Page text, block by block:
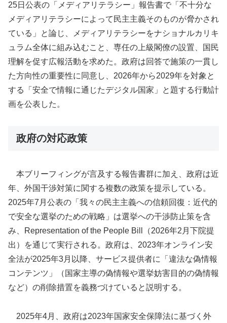
25日公表の「メディアリテラシー」報告書で「不十分な
メディアリテラシーによって民主主義そのものが脅かされ
ている」と論じ、メディアリテラシーをナショナルカリキ
ュラム全体に組み込むこと、専任の上級閣僚の設置、国民
理解を促す広報活動を求めた。政府は回答で施策の一貫し
た方向性の重要性に同意し、2026年から2029年を対象と
する「安全で情報に通じたデジタル国家」と題する行動計
画を公表した。
政府の対応政策
本ブリーフィングが言及する報告書群に加え、政府は近
年、外国干渉対策に関する複数の政策を提示している。
2025年7月公表の「我々の民主主義への信頼回復：近代的
で安全な選挙のための戦略」は選挙への干渉防止策を含
み、Representation of the People Bill（2026年2月下院提
出）を通じて実行される。政府は、2023年オンライン安
全法が2025年3月以降、サービス提供者に「違法な偽情報
コンテンツ」（国家主導の偽情報や選挙妨害目的の偽情報
など）の削除措置を義務づけていると説明する。
2025年4月、政府は2023年国家安全保障法に基づく外